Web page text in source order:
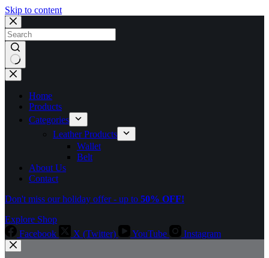
Skip to content
No
results
Home
Products
Categories
Leather Products
Wallet
Belt
About Us
Contact
Don't miss our holiday offer - up to 50% OFF!
Explore Shop
Facebook
X (Twitter) YouTube Instagram